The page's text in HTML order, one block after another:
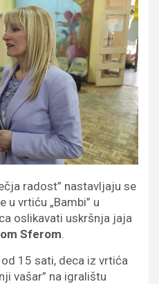
radost” nastavljaju se
u vrtiću „Bambi” u
oslikavati uskršnja jaja
Sferom.
15 sati, deca iz vrtića
vašar” na igralištu